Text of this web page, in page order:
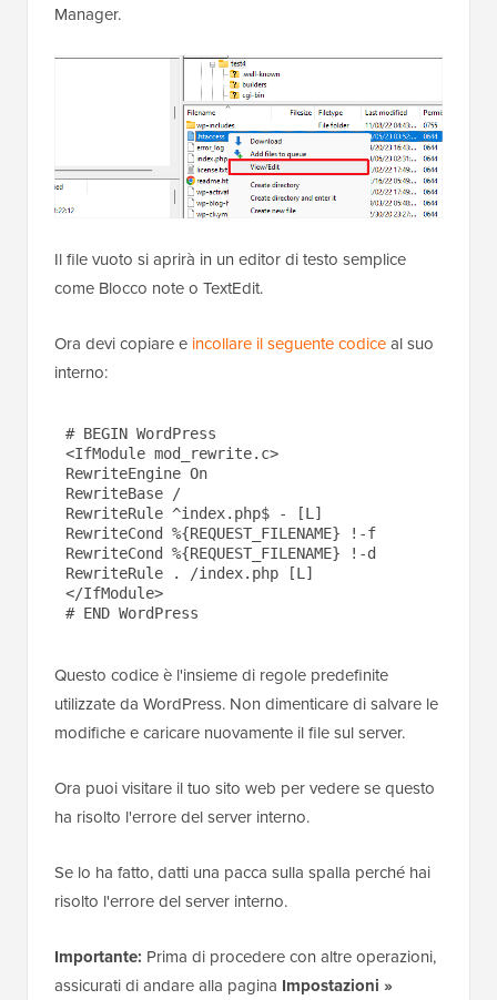
Manager.
Il file vuoto si aprirà in un editor di testo semplice
come Blocco note o TextEdit.
Ora devi copiare e incollare il seguente codiceal suo
interno:
# BEGIN WordPress
<IfModule mod_rewrite.c>
RewriteEngine On
RewriteBase /
RewriteRule ^index.php$ - [L]
RewriteCond %{REQUEST_FILENAME} !-f
RewriteCond %{REQUEST_FILENAME} !-d
RewriteRule . /index.php [L]
</IfModule>
Questo codice è l'insieme di regole predefinite
utilizzate da WordPress. Non dimenticare di salvare le
modifiche e caricare nuovamente il file sul server.
Ora puoi visitare il tuo sito web per vedere se questo
ha risolto l'errore del server interno.
Se lo ha fatto, datti una pacca sulla spalla perché hai
risolto l'errore del server interno.
Importante: Prima di procedere con altre operazioni,
assicurati di andare alla pagina Impostazioni »